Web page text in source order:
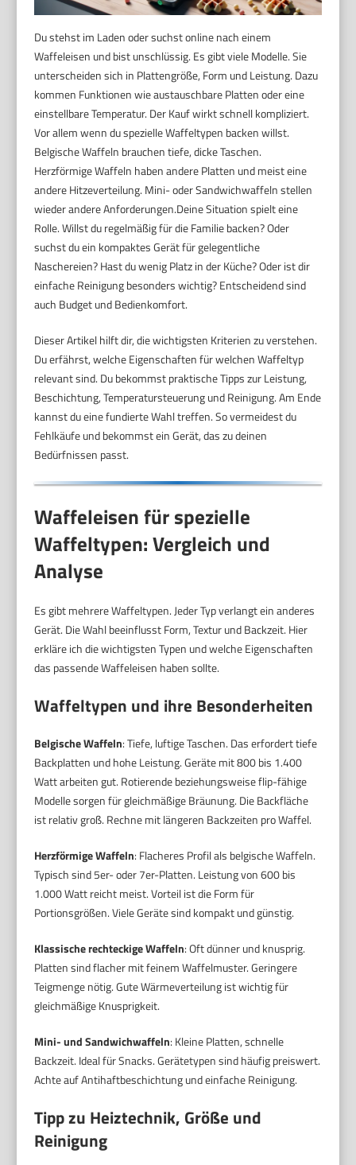
Du stehst im Laden oder suchst online nach einem
Waffeleisen und bist unschlüssig. Es gibt viele Modelle. Sie
unterscheiden sich in Plattengröße, Form und Leistung. Dazu
kommen Funktionen wie austauschbare Platten oder eine
einstellbare Temperatur. Der Kauf wirkt schnell kompliziert.
Vor allem wenn du spezielle Waffeltypen backen willst.
Belgische Waffeln brauchen tiefe, dicke Taschen.
Herzförmige Waffeln haben andere Platten und meist eine
andere Hitzeverteilung. Mini- oder Sandwichwaffeln stellen
wieder andere Anforderungen.Deine Situation spielt eine
Rolle. Willst du regelmäßig für die Familie backen? Oder
suchst du ein kompaktes Gerät für gelegentliche
Naschereien? Hast du wenig Platz in der Küche? Oder ist dir
einfache Reinigung besonders wichtig? Entscheidend sind
auch Budget und Bedienkomfort.
Dieser Artikel hilft dir, die wichtigsten Kriterien zu verstehen.
Du erfährst, welche Eigenschaften für welchen Waffeltyp
relevant sind. Du bekommst praktische Tipps zur Leistung,
Beschichtung, Temperatursteuerung und Reinigung. Am Ende
kannst du eine fundierte Wahl treffen. So vermeidest du
Fehlkäufe und bekommst ein Gerät, das zu deinen
Bedürfnissen passt.
Waffeleisen für spezielle
Waffeltypen: Vergleich und
Analyse
Es gibt mehrere Waffeltypen. Jeder Typ verlangt ein anderes
Gerät. Die Wahl beeinflusst Form, Textur und Backzeit. Hier
erkläre ich die wichtigsten Typen und welche Eigenschaften
das passende Waffeleisen haben sollte.
Waffeltypen und ihre Besonderheiten
Belgische Waffeln: Tiefe, luftige Taschen. Das erfordert tiefe
Backplatten und hohe Leistung. Geräte mit 800 bis 1.400
Watt arbeiten gut. Rotierende beziehungsweise flip-fähige
Modelle sorgen für gleichmäßige Bräunung. Die Backfläche
ist relativ groß. Rechne mit längeren Backzeiten pro Waffel.
Herzförmige Waffeln: Flacheres Profil als belgische Waffeln.
Typisch sind 5er- oder 7er-Platten. Leistung von 600 bis
1.000 Watt reicht meist. Vorteil ist die Form für
Portionsgrößen. Viele Geräte sind kompakt und günstig.
Klassische rechteckige Waffeln: Oft dünner und knusprig.
Platten sind flacher mit feinem Waffelmuster. Geringere
Teigmenge nötig. Gute Wärmeverteilung ist wichtig für
gleichmäßige Knusprigkeit.
Mini- und Sandwichwaffeln: Kleine Platten, schnelle
Backzeit. Ideal für Snacks. Gerätetypen sind häufig preiswert.
Achte auf Antihaftbeschichtung und einfache Reinigung.
Tipp zu Heiztechnik, Größe und
Reinigung